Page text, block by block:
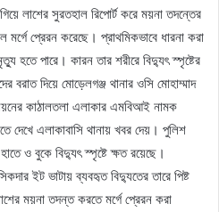
লাশের সুরতহাল রিপোর্ট করে ময়না তদন্তের
প্রেরন করেছে। প্রাথমিকভাবে ধারনা করা
হতে পারে। কারন তার শরীরে বিদ্যুৎ স্পৃষ্টের
বরাত দিয়ে মোড়েলগঞ্জ থানার ওসি মোহাম্মাদ
কাঠালতলা এলাকার এমবিআই নামক
দেখে এলাকাবাসি থানায় খবর দেয়। পুলিশ
ও বুকে বিদ্যুৎ স্পৃষ্টে ক্ষত রয়েছে।
ইট ভাটায় ব্যবহৃত বিদ্যুতের তারে পিষ্ট
ময়না তদন্ত করতে মর্গে প্রেরন করা